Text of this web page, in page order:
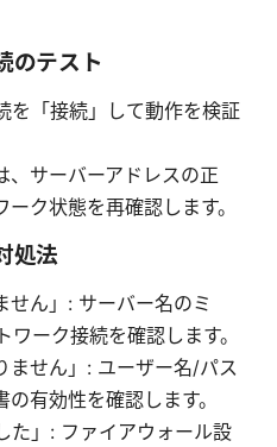
のテスト
を「接続」して動作を検証
、サーバーアドレスの正
ク状態を再確認します。
処法
せん」: サーバー名のミ
ーク接続を確認します。
ません」: ユーザー名/パス
有効性を確認します。
た」: ファイアウォール設